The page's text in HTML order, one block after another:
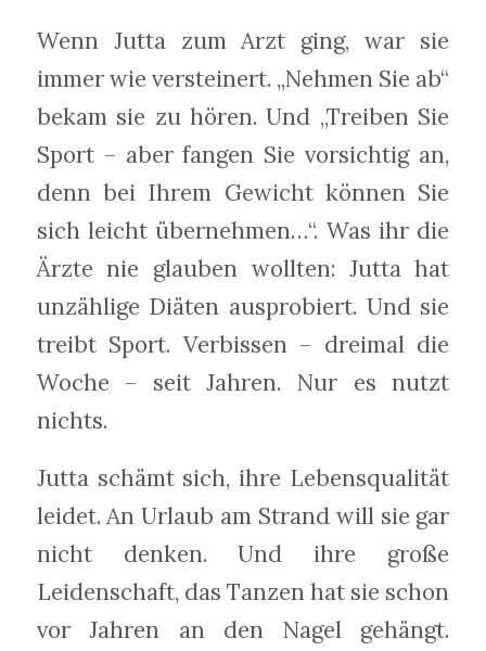
Wenn Jutta zum Arzt ging, war sie
immer wie versteinert. „Nehmen Sie ab“
bekam sie zu hören. Und „Treiben Sie
Sport – aber fangen Sie vorsichtig an,
denn bei Ihrem Gewicht können Sie
sich leicht übernehmen…“. Was ihr die
Ärzte nie glauben wollten: Jutta hat
unzählige Diäten ausprobiert. Und sie
treibt Sport. Verbissen – dreimal die
Woche – seit Jahren. Nur es nutzt
nichts.
Jutta schämt sich, ihre Lebensqualität
leidet. An Urlaub am Strand will sie gar
nicht denken. Und ihre große
Leidenschaft, das Tanzen hat sie schon
vor Jahren an den Nagel gehängt.